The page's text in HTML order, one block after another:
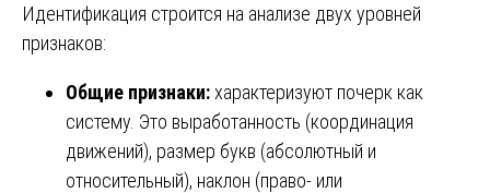
Идентификация строится на анализе двух уровней
признаков:
Общие признаки:характеризуют почерк как
систему. Это выработанность (координация
движений), размер букв (абсолютный и
относительный), наклон (право- или